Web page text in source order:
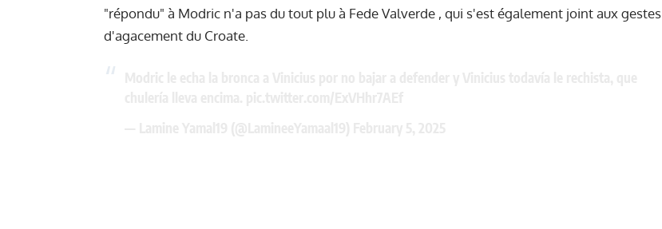
"répondu" à Modric n'a pas du tout plu à Fede Valverde , qui s'est également joint aux gestes
d'agacement du Croate.